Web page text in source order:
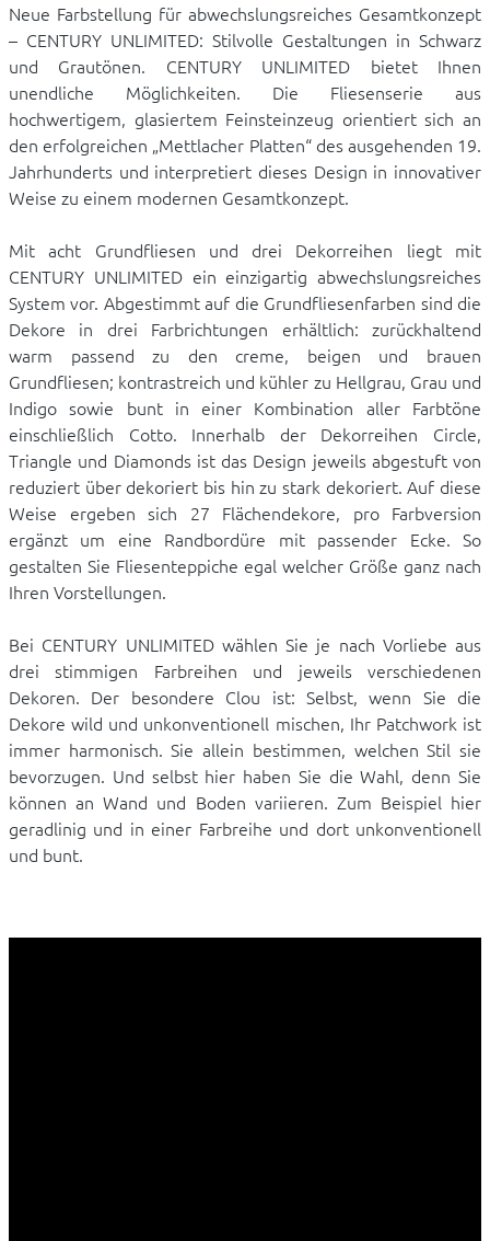
Neue Farbstellung für abwechslungsreiches Gesamtkonzept
– CENTURY UNLIMITED: Stilvolle Gestaltungen in Schwarz
und Grautönen. CENTURY UNLIMITED bietet Ihnen
unendliche Möglichkeiten. Die Fliesenserie aus
hochwertigem, glasiertem Feinsteinzeug orientiert sich an
den erfolgreichen „Mettlacher Platten“ des ausgehenden 19.
Jahrhunderts und interpretiert dieses Design in innovativer
Weise zu einem modernen Gesamtkonzept.
Mit acht Grundfliesen und drei Dekorreihen liegt mit
CENTURY UNLIMITED ein einzigartig abwechslungsreiches
System vor. Abgestimmt auf die Grundfliesenfarben sind die
Dekore in drei Farbrichtungen erhältlich: zurückhaltend
warm passend zu den creme, beigen und brauen
Grundfliesen; kontrastreich und kühler zu Hellgrau, Grau und
Indigo sowie bunt in einer Kombination aller Farbtöne
einschließlich Cotto. Innerhalb der Dekorreihen Circle,
Triangle und Diamonds ist das Design jeweils abgestuft von
reduziert über dekoriert bis hin zu stark dekoriert. Auf diese
Weise ergeben sich 27 Flächendekore, pro Farbversion
ergänzt um eine Randbordüre mit passender Ecke. So
gestalten Sie Fliesenteppiche egal welcher Größe ganz nach
Ihren Vorstellungen.
Bei CENTURY UNLIMITED wählen Sie je nach Vorliebe aus
drei stimmigen Farbreihen und jeweils verschiedenen
Dekoren. Der besondere Clou ist: Selbst, wenn Sie die
Dekore wild und unkonventionell mischen, Ihr Patchwork ist
immer harmonisch. Sie allein bestimmen, welchen Stil sie
bevorzugen. Und selbst hier haben Sie die Wahl, denn Sie
können an Wand und Boden variieren. Zum Beispiel hier
geradlinig und in einer Farbreihe und dort unkonventionell
und bunt.